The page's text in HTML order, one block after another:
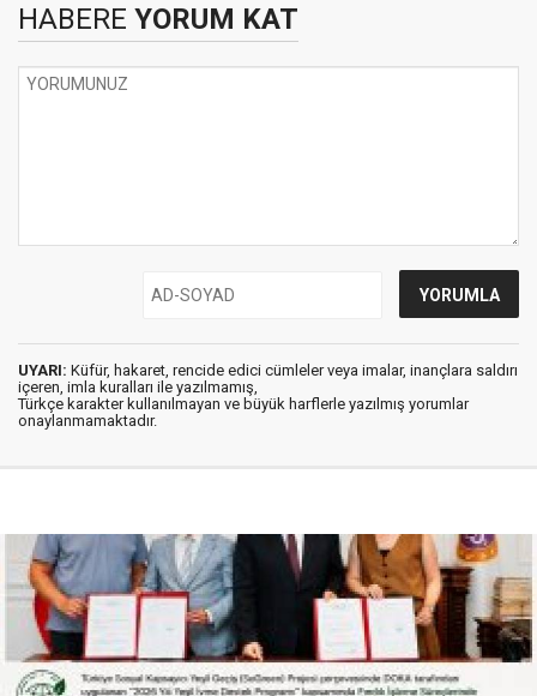
HABERE YORUM KAT
UYARI: Küfür, hakaret, rencide edici cümleler veya imalar, inançlara saldırı
içeren, imla kuralları ile yazılmamış,
Türkçe karakter kullanılmayan ve büyük harflerle yazılmış yorumlar
onaylanmamaktadır.